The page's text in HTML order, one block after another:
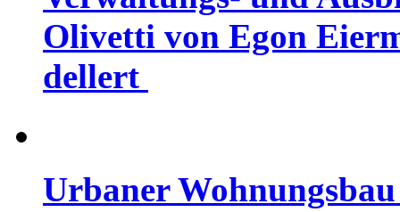
Olivetti von Egon
dellert
Urbaner